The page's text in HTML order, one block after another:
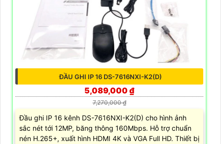
ĐẦU GHI IP 16 DS-7616NXI-K2(D)
5,089,000 ₫
7,270,000 ₫
Đầu ghi IP 16 kênh DS-7616NXI-K2(D) cho hình ảnh
sắc nét tới 12MP, băng thông 160Mbps. Hỗ trợ chuẩn
nén H.265+, xuất hình HDMI 4K và VGA Full HD. Thiết bị